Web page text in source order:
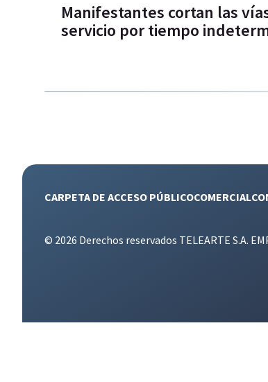
Manifestantes cortan las
servicio por tiempo
CARPETA DE ACCESO PÚBLICOCOMERCIAL
© 2026 Derechos reservados TELEARTE S.A.